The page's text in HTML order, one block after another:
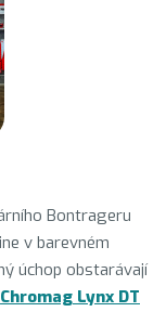
Bontrageru
v barevném
úchop obstarávají
Chromag Lynx DT